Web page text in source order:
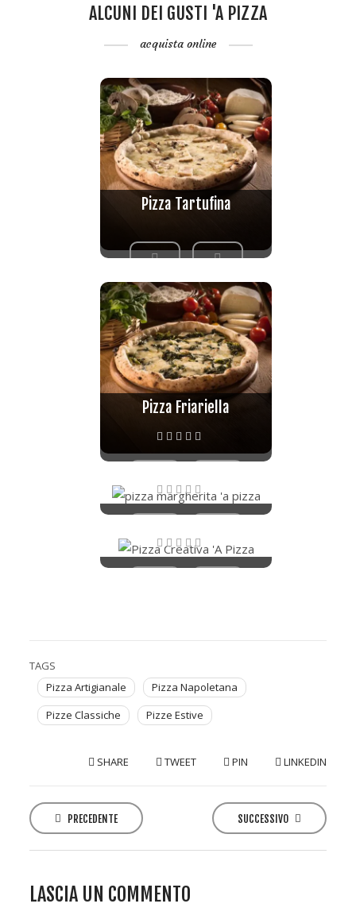
ALCUNI DEI GUSTI 'A PIZZA
acquista online
Pizza Tartufina
Pizza Friariella
Valutato
Pizza Margherita
Valutato
Pizza Creativa
Valutato
TAGS
Pizza Artigianale
Pizza Napoletana
Pizze Classiche
Pizze Estive
SHARE TWEET PIN LINKEDIN
o
n
a
PRECEDENTE SUCCESSIVO
LASCIA UN COMMENTO